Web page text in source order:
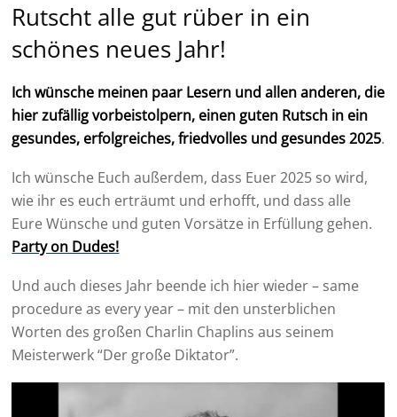
Rutscht alle gut rüber in ein
schönes neues Jahr!
Ich wünsche meinen paar Lesern und allen anderen, die
hier zufällig vorbeistolpern, einen guten Rutsch in ein
gesundes, erfolgreiches, friedvolles und gesundes 2025.
Ich wünsche Euch außerdem, dass Euer 2025 so wird,
wie ihr es euch erträumt und erhofft, und dass alle
Eure Wünsche und guten Vorsätze in Erfüllung gehen.
Party on Dudes!
Und auch dieses Jahr beende ich hier wieder – same
procedure as every year – mit den unsterblichen
Worten des großen Charlin Chaplins aus seinem
Meisterwerk “Der große Diktator”.